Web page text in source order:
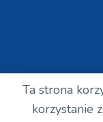
Copyright ©
Ta strona
korzystanie